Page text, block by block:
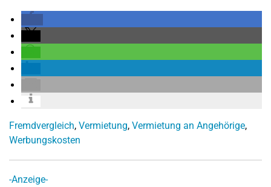
Fremdvergleich, Vermietung, Vermietung an Angehörige,
Werbungskosten
-Anzeige-